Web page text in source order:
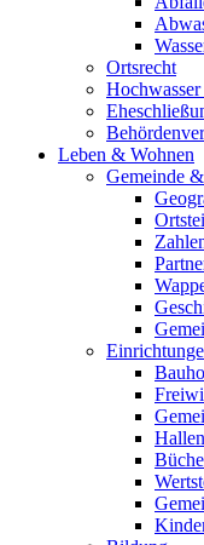
Ortsrecht
Leben & Wohnen
Gemeinde